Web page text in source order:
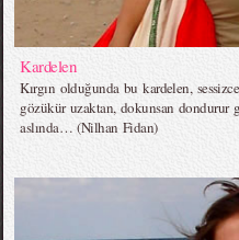
Kardelen
Kırgın olduğunda bu kardelen,
gözükür uzaktan, dokunsan dondurur
aslında… (Nilhan Fidan)